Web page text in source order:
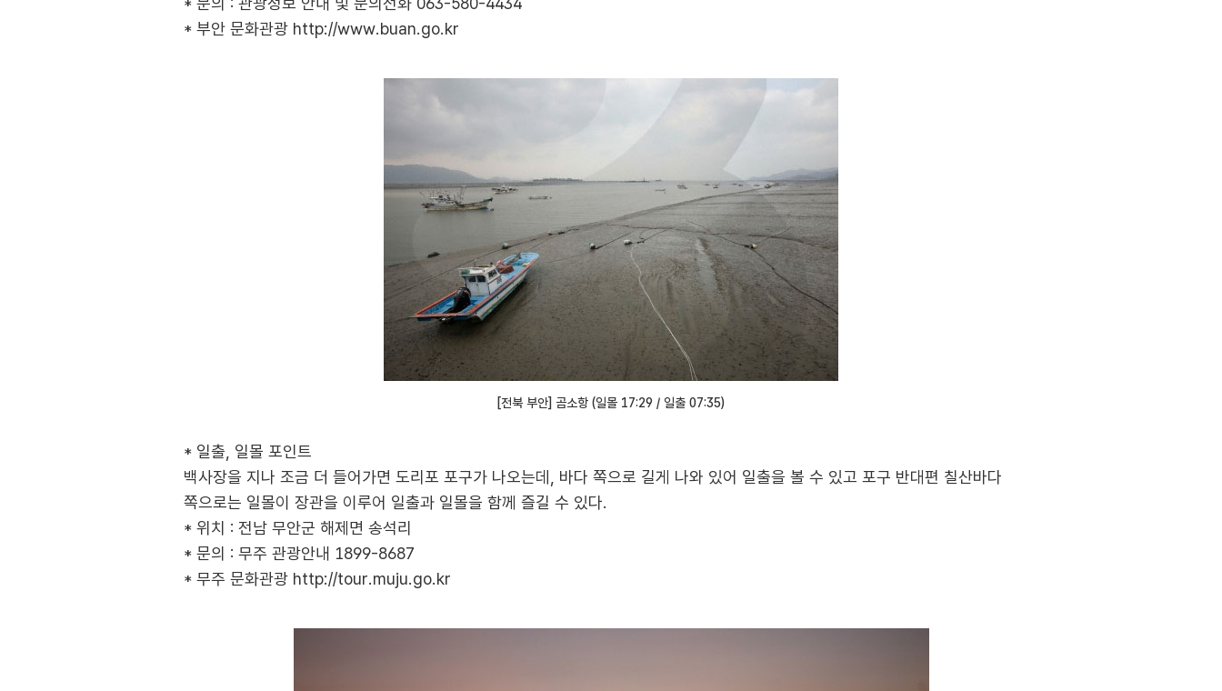
* 부안 문화관광 http://www.buan.go.kr
[전북 부안] 곰소항 (일몰 17:29 / 일출 07:35)
* 일출, 일몰 포인트
백사장을 지나 조금 더 들어가면 도리포 포구가 나오는데, 바다 쪽으로 길게 나와 있어 일출을 볼 수 있고 포구 반대편 칠산바다
쪽으로는 일몰이 장관을 이루어 일출과 일몰을 함께 즐길 수 있다.
* 위치 : 전남 무안군 해제면 송석리
* 문의 : 무주 관광안내 1899-8687
* 무주 문화관광 http://tour.muju.go.kr